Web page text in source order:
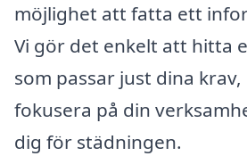
möjlighet att fatta ett
Vi gör det enkelt att hitta
som passar just dina
fokusera på din
dig för städningen.